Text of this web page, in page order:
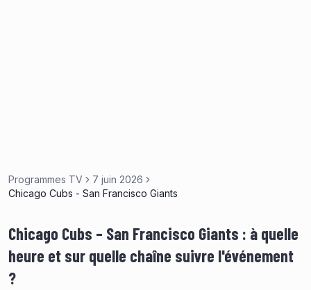
Programmes TV
7 juin 2026
Chicago Cubs - San Francisco Giants
Chicago Cubs – San Francisco Giants : à quelle
heure et sur quelle chaîne suivre l'événement
?